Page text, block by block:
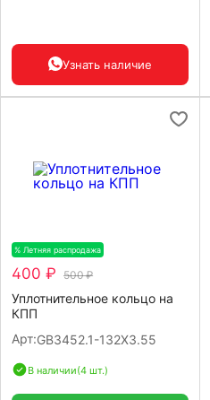
Узнать наличие
% Летняя распродажа
400 ₽ 500 ₽
Уплотнительное кольцо на
КПП
Арт:GB3452.1-132X3.55
В наличии(4 шт.)